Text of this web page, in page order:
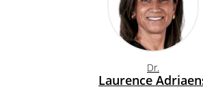
Dr.
Laurence